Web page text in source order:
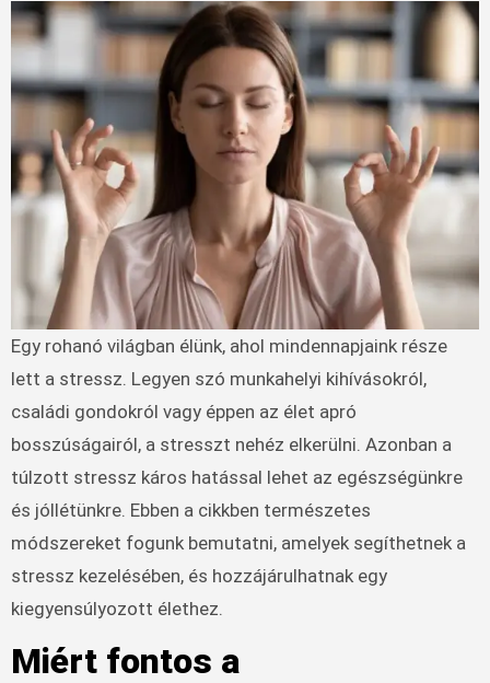
Egy rohanó világban élünk, ahol mindennapjaink része
lett a stressz. Legyen szó munkahelyi kihívásokról,
családi gondokról vagy éppen az élet apró
bosszúságairól, a stresszt nehéz elkerülni. Azonban a
túlzott stressz káros hatással lehet az egészségünkre
és jóllétünkre. Ebben a cikkben természetes
módszereket fogunk bemutatni, amelyek segíthetnek a
stressz kezelésében, és hozzájárulhatnak egy
kiegyensúlyozott élethez.
Miért fontos a